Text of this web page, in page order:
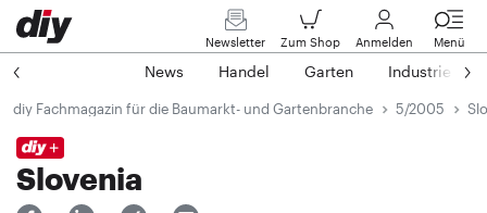
Newsletter Zum Shop Anmelden Menü
News Handel Garten Industrie
diy Fachmagazin für die Baumarkt- und Gartenbranche 5/2005
Slovenia